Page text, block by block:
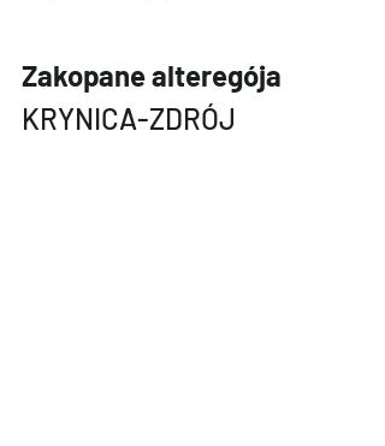
Zakopane alteregója
KRYNICA-ZDRÓJ